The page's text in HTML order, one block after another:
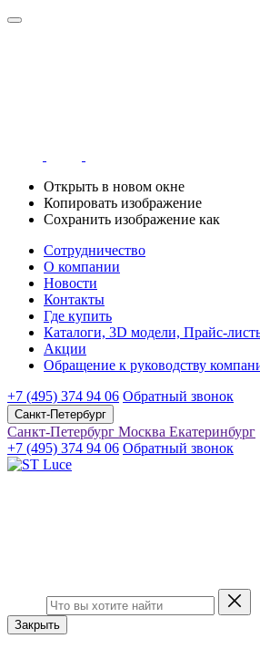
Открыть в новом окне
Копировать изображение
Сохранить изображение как
Сотрудничество
О компании
Новости
Контакты
Где купить
Каталоги, 3D модели, Прайс-
Акции
Обращение к руководству
+7 (495) 374 94 06 Обратный звонок
Санкт-Петербург
Санкт-Петербург Москва Екатеринбург
+7 (495) 374 94 06 Обратный звонок
Закрыть